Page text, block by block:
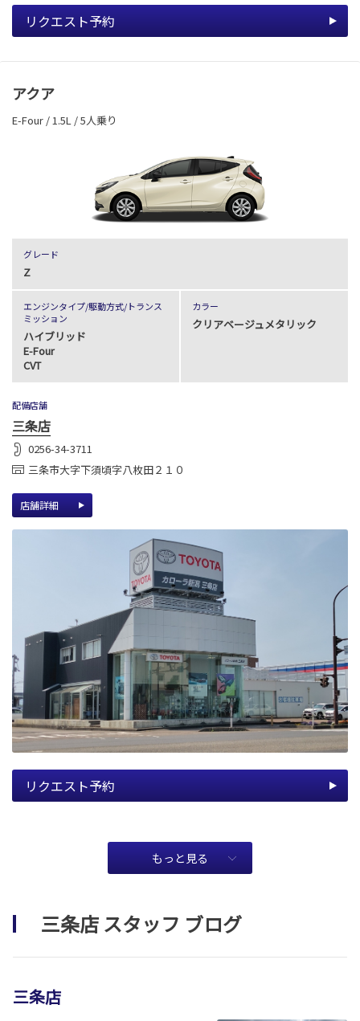
リクエスト予約
アクア
E-Four / 1.5L / 5人乗り
グレード
Z
エンジンタイプ/駆動方式/トランス
ミッション
ハイブリッド
E-Four
CVT
カラー
クリアベージュメタリック
配備店舗
三条店
0256-34-3711
三条市大字下須頃字八枚田２１０
店舗詳細
リクエスト予約
もっと見る
三条店 スタッフ ブログ
三条店